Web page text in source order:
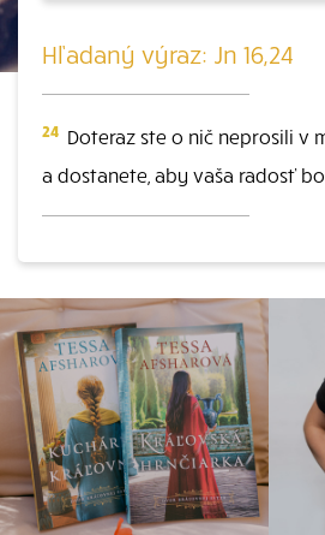
Hľadaný výraz: Jn 16,24
24 Doteraz ste o nič neprosili v
a dostanete, aby vaša radosť